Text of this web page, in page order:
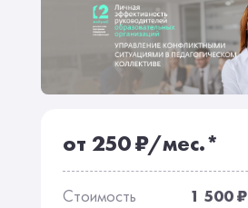
от 250 ₽/мес.*
Стоимость 1 500 ₽